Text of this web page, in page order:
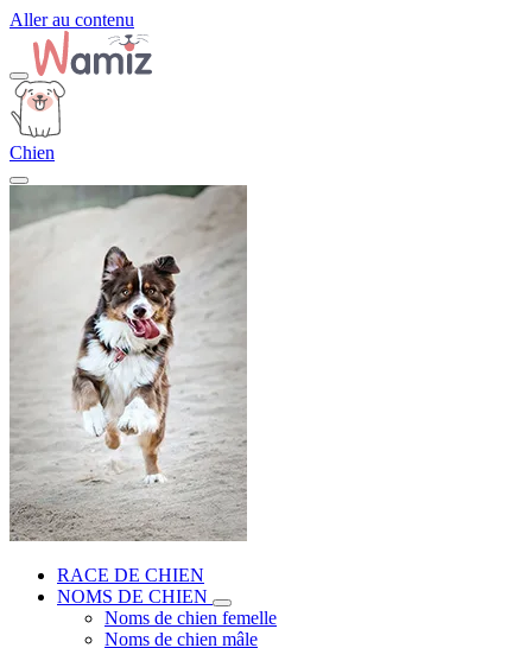
Aller au contenu
Chien
RACE DE CHIEN
NOMS DE CHIEN
Noms de chien femelle
Noms de chien mâle